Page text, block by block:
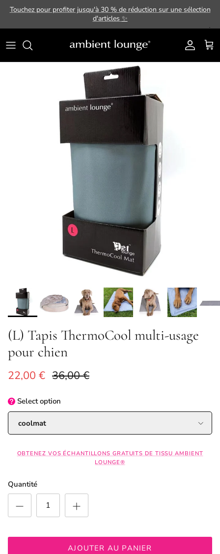
Aller au contenu
Touchez pour profiter jusqu'à 30 % de réduction sur une sélection
d'articles ✨
Compte
(L) Tapis ThermoCool multi-usage
pour chien
Prix soldé
22,00 € Prix habituel
36,00 €
Selectoption
coolmat
OBTENEZ VOS ÉCHANTILLONS GRATUITS DE TISSU AMBIENT
LOUNGE®
Quantité
AJOUTER AU PANIER